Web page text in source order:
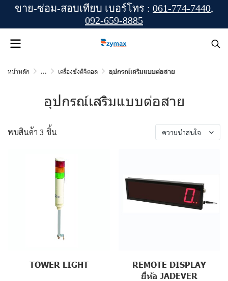
ขาย-ซ่อม-สอบเทียบ เบอร์โทร : 061-774-7440,
092-659-8885
หน้าหลัก ... เครื่องชั่งดิจิตอล อุปกรณ์เสริมแบบต่อสาย
อุปกรณ์เสริมแบบต่อสาย
พบสินค้า 3 ชิ้น ความน่าสนใจ
TOWER LIGHT
REMOTE DISPLAY
ยี่ห้อ JADEVER